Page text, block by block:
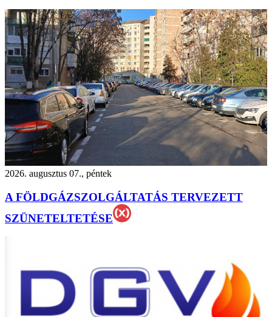
2026. augusztus 07., péntek
A FÖLDGÁZSZOLGÁLTATÁS TERVEZETT
SZÜNETELTETÉSE